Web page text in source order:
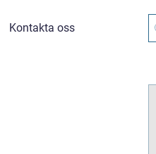
Kontakta oss